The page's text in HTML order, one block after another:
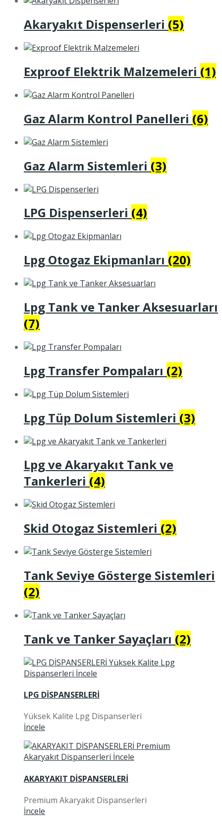
Akaryakıt Dispenserleri (5)
Exproof Elektrik Malzemeleri (1)
Gaz Alarm Kontrol Panelleri (6)
Gaz Alarm Sistemleri (3)
LPG Dispenserleri (4)
Lpg Otogaz Ekipmanları (20)
Lpg Tank ve Tanker Aksesuarları
(7)
Lpg Transfer Pompaları (2)
Lpg Tüp Dolum Sistemleri (3)
Lpg ve Akaryakıt Tank ve
Tankerleri (4)
Skid Otogaz Sistemleri (2)
Tank Seviye Gösterge Sistemleri
(2)
Tank ve Tanker Sayaçları (2)
LPG DİSPANSERLERİ
Yüksek Kalite Lpg Dispanserleri
İncele
AKARYAKIT DİSPANSERLERİ
Premium Akaryakıt Dispanserleri
İncele